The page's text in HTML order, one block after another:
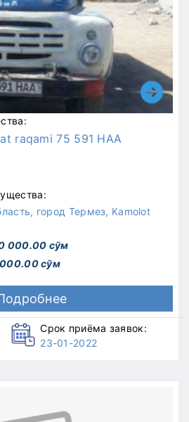
raqami 75 591 HAA
город Термез, Kamolot
000.00 сўм
сўм
Срок приёма заявок:
23-01-2022